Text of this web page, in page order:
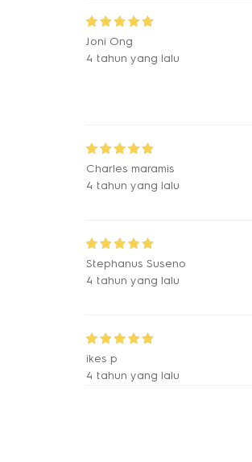
Joni Ong
4 tahun yang lalu
Charles maramis
4 tahun yang lalu
Stephanus Suseno
4 tahun yang lalu
ikes p
4 tahun yang lalu